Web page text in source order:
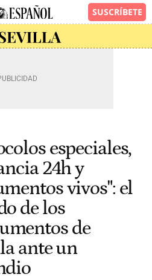
especiales,
24h y
vivos": el
de los
de
ante un